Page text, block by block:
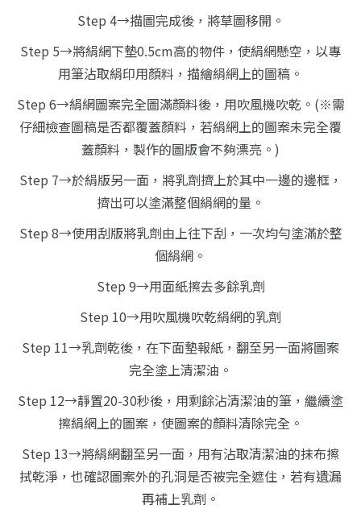
Step 4→描圖完成後，將草圖移開。
Step 5→將絹網下墊0.5cm高的物件，使絹網懸空，以專
用筆沾取絹印用顏料，描繪絹網上的圖稿。
Step 6→絹網圖案完全圖滿顏料後，用吹風機吹乾。 (※需
仔細檢查圖稿是否都覆蓋顏料，若絹網上的圖案未完全覆
蓋顏料，製作的圖版會不夠漂亮。)
Step 7→於絹版另一面，將乳劑擠上於其中一邊的邊框，
擠出可以塗滿整個絹網的量。
Step 8→使用刮版將乳劑由上往下刮，一次均勻塗滿於整
個絹網。
Step 9→用面紙擦去多餘乳劑
Step 10→用吹風機吹乾絹網的乳劑
Step 11→乳劑乾後，在下面墊報紙，翻至另一面將圖案
完全塗上清潔油。
Step 12→靜置20-30秒後，用剩餘沾清潔油的筆，繼續塗
擦絹網上的圖案，使圖案的顏料清除完全。
Step 13→將絹網翻至另一面，用有沾取清潔油的抹布擦
拭乾淨，也確認圖案外的孔洞是否被完全遮住，若有遺漏
再補上乳劑。